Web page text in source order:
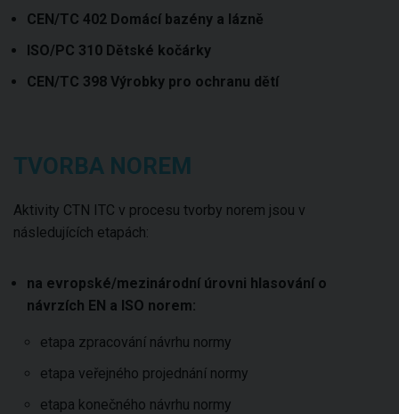
CEN/TC 402 Domácí bazény a lázně
ISO/PC 310 Dětské kočárky
CEN/TC 398 Výrobky pro ochranu dětí
TVORBA NOREM
Aktivity CTN ITC v procesu tvorby norem jsou v
následujících etapách:
na evropské/mezinárodní úrovni hlasování o
návrzích EN a ISO norem:
etapa zpracování návrhu normy
etapa veřejného projednání normy
etapa konečného návrhu normy